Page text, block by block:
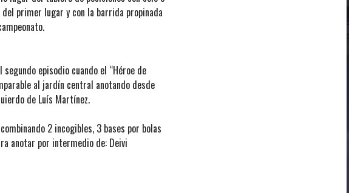
primer lugar y con la barrida propinada
episodio cuando el “Héroe de
al jardín central anotando desde
de Luís Martínez.
2 incogibles, 3 bases por bolas
anotar por intermedio de: Deivi